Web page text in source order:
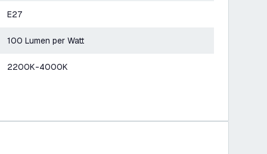
E27
100 Lumen per Watt
2200K-4000K